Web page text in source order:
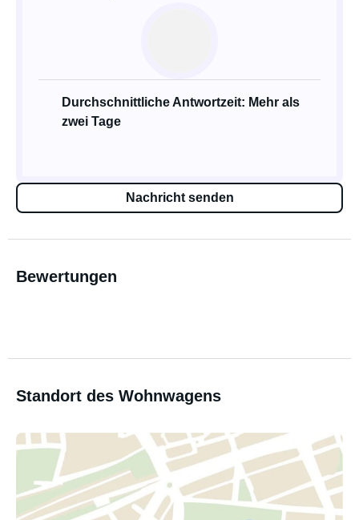
Durchschnittliche Antwortzeit: Mehr als
zwei Tage
Nachricht senden
Bewertungen
Standort des Wohnwagens